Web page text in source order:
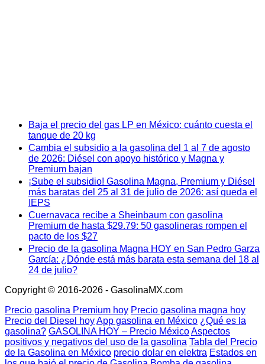
Baja el precio del gas LP en México: cuánto cuesta el
tanque de 20 kg
Cambia el subsidio a la gasolina del 1 al 7 de agosto
de 2026: Diésel con apoyo histórico y Magna y
Premium bajan
¡Sube el subsidio! Gasolina Magna, Premium y Diésel
más baratas del 25 al 31 de julio de 2026: así queda el
IEPS
Cuernavaca recibe a Sheinbaum con gasolina
Premium de hasta $29.79: 50 gasolineras rompen el
pacto de los $27
Precio de la gasolina Magna HOY en San Pedro Garza
García: ¿Dónde está más barata esta semana del 18 al
24 de julio?
Copyright © 2016-2026 - GasolinaMX.com
Precio gasolina Premium hoy Precio gasolina magna hoy
Precio del Diesel hoyApp gasolina en México ¿Qué es la
gasolina? GASOLINA HOY – Precio MéxicoAspectos
positivos y negativos del uso de la gasolina Tabla del Precio
de la Gasolina en México precio dolar en elektra Estados en